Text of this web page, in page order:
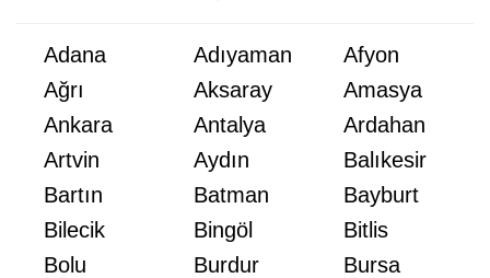
Adana Adıyaman
Afyon
Ağrı
Aksaray
Amasya
Ankara
Antalya
Ardahan
Artvin
Aydın
Balıkesir
Bartın
Batman
Bayburt
Bilecik
Bingöl
Bitlis
Bolu
Burdur
Bursa